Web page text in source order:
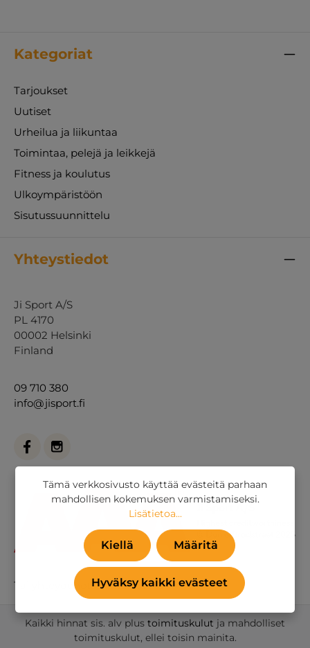
Kategoriat
Tarjoukset
Uutiset
Urheilua ja liikuntaa
Toimintaa, pelejä ja leikkejä
Fitness ja koulutus
Ulkoympäristöön
Sisutussuunnittelu
Yhteystiedot
Ji Sport A/S
PL 4170
00002 Helsinki
Finland
09 710 380
info@jisport.fi
Tai yhteydenottolomakkeella.
Kaikki hinnat sis. alv plus toimituskulut ja mahdolliset
toimituskulut, ellei toisin mainita.
Tämä verkkosivusto käyttää evästeitä parhaan
mahdollisen kokemuksen varmistamiseksi.
Lisätietoa...
Kiellä Määritä
Hyväksy kaikki evästeet